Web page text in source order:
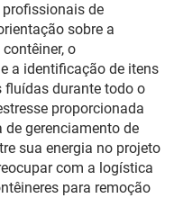
de
sobre a
o
a identificação de itens
fluídas durante todo o
proporcionada
gerenciamento de
sua energia no projeto
com a logística
para remoção